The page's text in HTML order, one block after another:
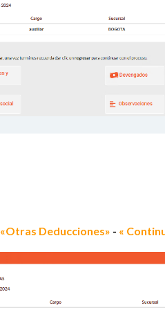
«Otras Deducciones» - «